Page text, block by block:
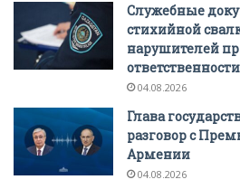
Служебные
стихийной
нарушителей
ответственности
04.08.2026
Глава
разговор с
Армении
04.08.2026